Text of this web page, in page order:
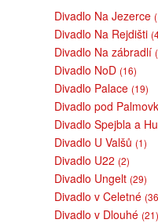
Divadlo Na Jezerce
Divadlo Na Rejdišti
Divadlo Na zábradlí
Divadlo NoD(16)
Divadlo Palace(19)
Divadlo pod
Divadlo Spejbla a
Divadlo U Valšů(1)
Divadlo U22(2)
Divadlo Ungelt(29)
Divadlo v Celetné
Divadlo v Dlouhé